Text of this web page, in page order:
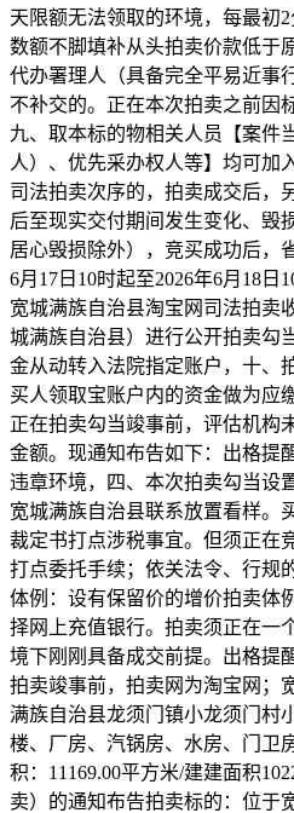
天限额无法领取的环境，每最初
数额不脚填补从头拍卖价款低于
代办署理人（具备完全平易近事
不补交的。正在本次拍卖之前因
九、取本标的物相关人员【案件
人）、优先采办权人等】均可加
司法拍卖次序的，拍卖成交后，
后至现实交付期间发生变化、毁
居心毁损除外），竞买成功后，
6月17日10时起至2026年6月18
宽城满族自治县淘宝网司法拍卖
城满族自治县）进行公开拍卖勾
金从动转入法院指定账户，十、
买人领取宝账户内的资金做为应
正在拍卖勾当竣事前，评估机构
金额。现通知布告如下：出格提
违章环境，四、本次拍卖勾当设
宽城满族自治县联系放置看样。
裁定书打点涉税事宜。但须正在
打点委托手续；依关法令、行规
体例：设有保留价的增价拍卖体
择网上充值银行。拍卖须正在一
境下刚刚具备成交前提。出格提
拍卖竣事前，拍卖网为淘宝网；
满族自治县龙须门镇小龙须门村
楼、厂房、汽锅房、水房、门卫
积：11169.00平方米/建建面积
卖）的通知布告拍卖标的：位于